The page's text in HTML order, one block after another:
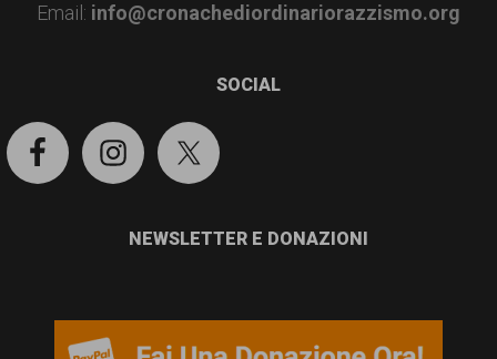
Email: info@cronachediordinariorazzismo.org
SOCIAL
NEWSLETTER E DONAZIONI